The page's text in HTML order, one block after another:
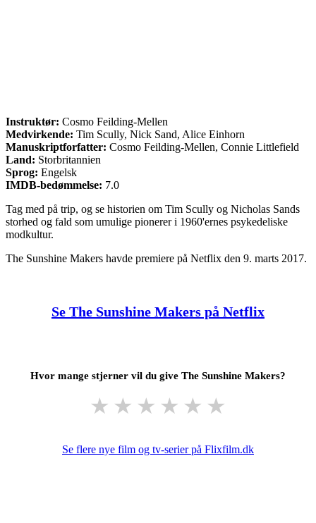
Instruktør: Cosmo Feilding-Mellen
Medvirkende: Tim Scully, Nick Sand, Alice Einhorn
Manuskriptforfatter: Cosmo Feilding-Mellen, Connie Littlefield
Land: Storbritannien
Sprog: Engelsk
IMDB-bedømmelse: 7.0
Tag med på trip, og se historien om Tim Scully og Nicholas Sands
storhed og fald som umulige pionerer i 1960'ernes psykedeliske
modkultur.
The Sunshine Makers havde premiere på Netflix den 9. marts 2017.
Se The Sunshine Makers på Netflix
Hvor mange stjerner vil du give The Sunshine Makers?
★ ★ ★ ★ ★ ★
Se flere nye film og tv-serier på Flixfilm.dk